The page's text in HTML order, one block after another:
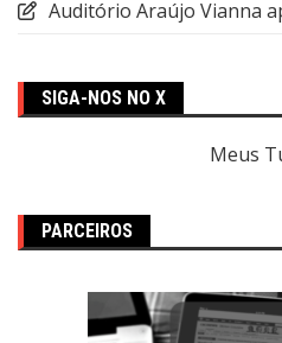
Auditório Araújo Vianna
SIGA-NOS NO X
Meus
PARCEIROS